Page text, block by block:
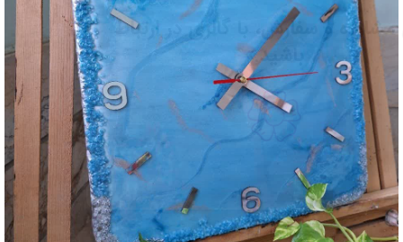
برای مشاوره و سفارش، با گالری در ارتباط
باشید.»